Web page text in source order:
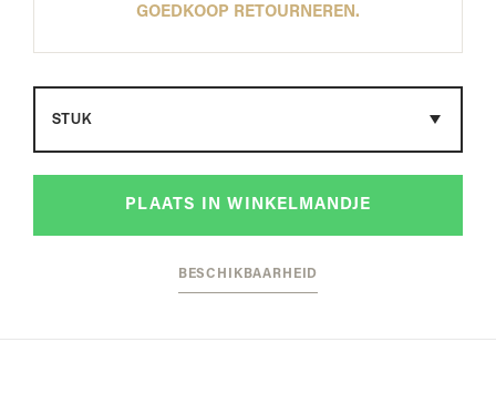
GOEDKOOP RETOURNEREN.
PLAATS IN WINKELMANDJE
BESCHIKBAARHEID